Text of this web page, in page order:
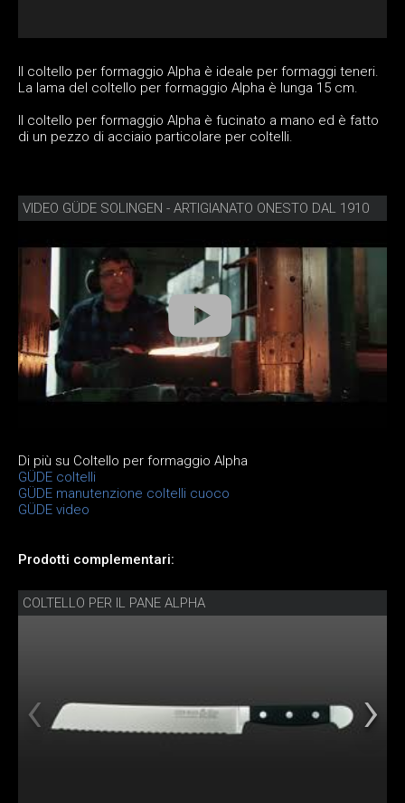
Il coltello per formaggio Alpha è ideale per formaggi teneri.
La lama del coltello per formaggio Alpha è lunga 15 cm.
Il coltello per formaggio Alpha è fucinato a mano ed è fatto
di un pezzo di acciaio particolare per coltelli.
VIDEO GÜDE SOLINGEN - ARTIGIANATO ONESTO DAL 1910
Di più su Coltello per formaggio Alpha
GÜDE coltelli
GÜDE manutenzione coltelli cuoco
GÜDE video
Prodotti complementari:
COLTELLO PER IL PANE ALPHA